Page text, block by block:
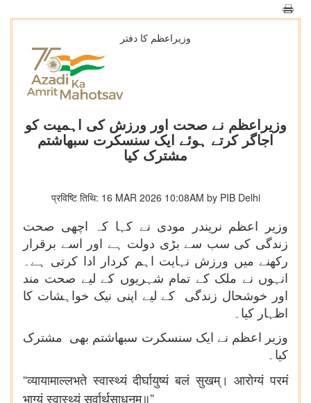
وزیراعظم کا دفتر
وزیراعظم نے صحت اور ورزش کی اہمیت کو
اجاگر کرتے ہوئے ایک سنسکرت سبھاشتم
مشترک کیا
प्रविष्टि तिथि: 16 MAR 2026 10:08AM by PIB Delhi
وزیر اعظم نریندر مودی نے کہا کہ اچھی صحت
زندگی کی سب سے بڑی دولت ہے اور اسے برقرار
رکھنے میں ورزش نہایت اہم کردار ادا کرتی ہے۔
انہوں نے ملک کے تمام شہریوں کے لیے صحت مند
اور خوشحال زندگی کے لیے اپنی نیک خواہشات کا
اظہار کیا۔
وزیر اعظم نے ایک سنسکرت سبھاشتم بھی مشترک
کیا۔
“व्यायामाल्लभते स्वास्थ्यं दीर्घायुष्यं बलं सुखम्। आरोग्यं परमं
भाग्यं स्वास्थ्यं सर्वार्थसाधनम्॥”